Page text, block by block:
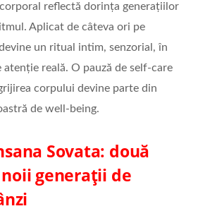
reflectă dorința generațiilor
Aplicat de câteva ori pe
un ritual intim, senzorial, în
reală. O pauză de self‑care
corpului devine parte din
de well‑being.
Sovata: două
generații de